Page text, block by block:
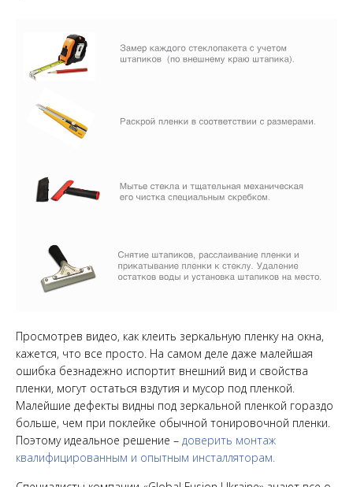
Просмотрев видео, как клеить зеркальную пленку на окна,
кажется, что все просто. На самом деле даже малейшая
ошибка безнадежно испортит внешний вид и свойства
пленки, могут остаться вздутия и мусор под пленкой.
Малейшие дефекты видны под зеркальной пленкой гораздо
больше, чем при поклейке обычной тонировочной пленки.
Поэтому идеальное решение – доверить монтаж
квалифицированным и опытным инсталляторам.